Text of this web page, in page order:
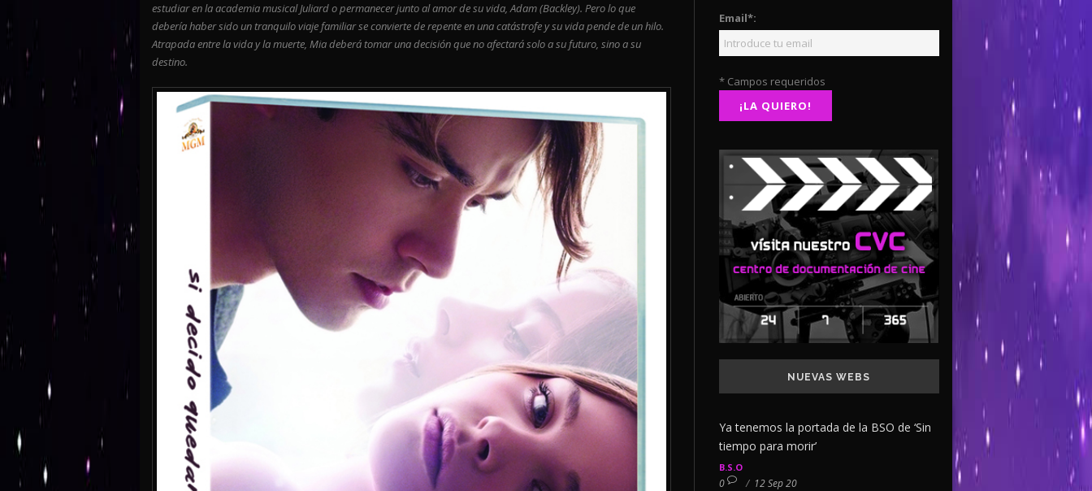
estudiar en la academia musical Juliard o permanecer junto al amor de su vida, Adam (Backley). Pero lo que
debería haber sido un tranquilo viaje familiar se convierte de repente en una catástrofe y su vida pende de un hilo.
Atrapada entre la vida y la muerte, Mia deberá tomar una decisión que no afectará solo a su futuro, sino a su
destino.
Email*:
* Campos requeridos
NUEVAS WEBS
Ya tenemos la portada de la BSO de ‘Sin
tiempo para morir’
B.S.O
0 / 12 Sep 20